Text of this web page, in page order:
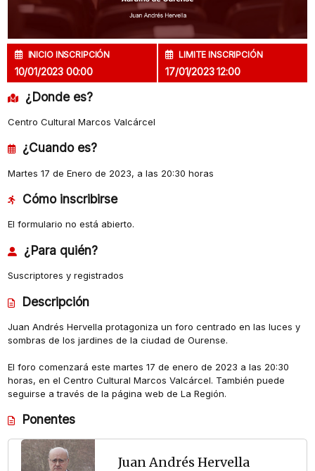
INICIO INSCRIPCIÓN
10/01/2023 00:00
LIMITE INSCRIPCIÓN
17/01/2023 12:00
¿Donde es?
Centro Cultural Marcos Valcárcel
¿Cuando es?
Martes 17 de Enero de 2023, a las 20:30 horas
Cómo inscribirse
El formulario no está abierto.
¿Para quién?
Suscriptores y registrados
Descripción
Juan Andrés Hervella protagoniza un foro centrado en las luces y
sombras de los jardines de la ciudad de Ourense.
El foro comenzará este martes 17 de enero de 2023 a las 20:30
horas, en el Centro Cultural Marcos Valcárcel. También puede
seguirse a través de la página web de La Región.
Ponentes
Juan Andrés Hervella